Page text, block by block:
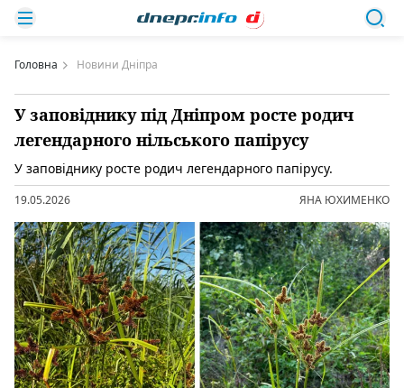
Головна Новини Дніпра
У заповіднику під Дніпром росте родич
легендарного нільського папірусу
У заповіднику росте родич легендарного папірусу.
19.05.2026 ЯНА ЮХИМЕНКО